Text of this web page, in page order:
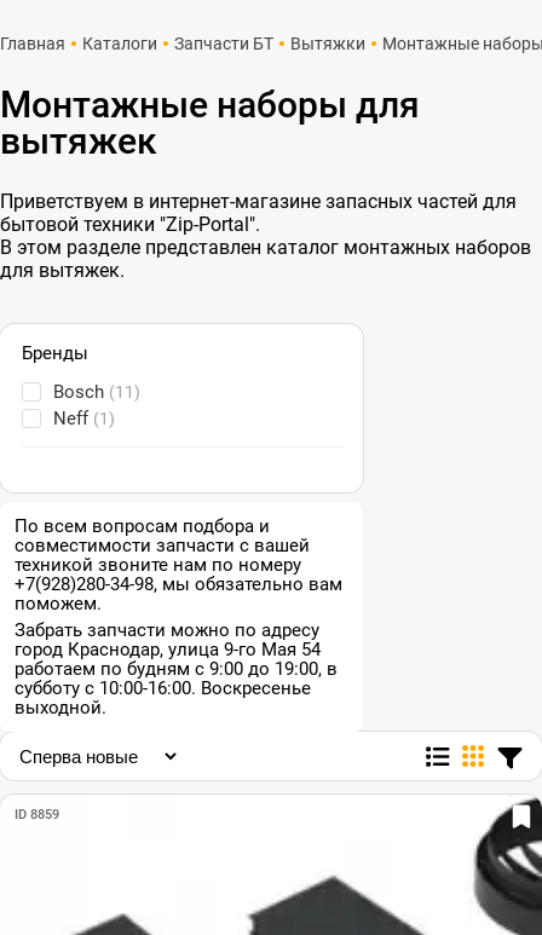
Главная Каталоги Запчасти БТ Вытяжки Монтажные
Монтажные наборы для
вытяжек
Приветствуем в интернет-магазине запасных частей для
бытовой техники "Zip-Portal".
В этом разделе представлен каталог монтажных наборов
для вытяжек.
Бренды
Bosch (11)
Neff (1)
По всем вопросам подбора и
совместимости запчасти с вашей
техникой звоните нам по номеру
+7(928)280-34-98, мы обязательно вам
поможем.
Забрать запчасти можно по адресу
город Краснодар, улица 9-го Мая 54
работаем по будням с 9:00 до 19:00, в
субботу с 10:00-16:00. Воскресенье
выходной.
ID 8859